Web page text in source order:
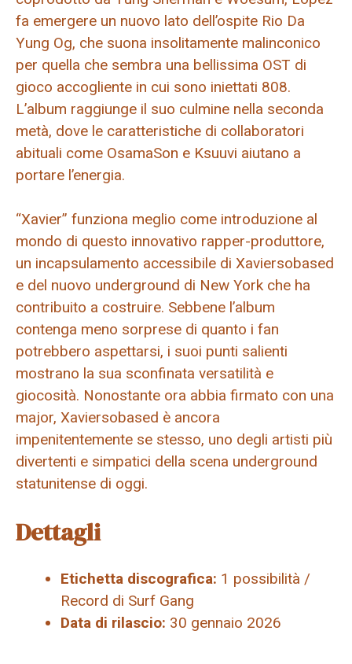
fa emergere un nuovo lato dell’ospite Rio Da
Yung Og, che suona insolitamente malinconico
per quella che sembra una bellissima OST di
gioco accogliente in cui sono iniettati 808.
L’album raggiunge il suo culmine nella seconda
metà, dove le caratteristiche di collaboratori
abituali come OsamaSon e Ksuuvi aiutano a
portare l’energia.
“Xavier” funziona meglio come introduzione al
mondo di questo innovativo rapper-produttore,
un incapsulamento accessibile di Xaviersobased
e del nuovo underground di New York che ha
contribuito a costruire. Sebbene l’album
contenga meno sorprese di quanto i fan
potrebbero aspettarsi, i suoi punti salienti
mostrano la sua sconfinata versatilità e
giocosità. Nonostante ora abbia firmato con una
major, Xaviersobased è ancora
impenitentemente se stesso, uno degli artisti più
divertenti e simpatici della scena underground
statunitense di oggi.
Dettagli
Etichetta discografica: 1 possibilità /
Record di Surf Gang
Data di rilascio: 30 gennaio 2026